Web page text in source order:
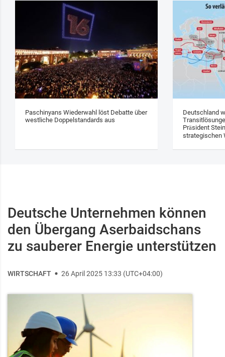
Paschinyans Wiederwahl löst Debatte über
westliche Doppelstandards aus
Deutschland
Präsident
strategischen
Deutsche Unternehmen können
den Übergang Aserbaidschans
zu sauberer Energie unterstützen
WIRTSCHAFT 26 April 2025 13:33 (UTC+04:00)